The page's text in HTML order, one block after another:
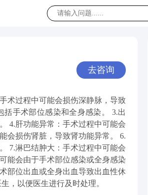
去咨询
术过程中可能会损伤深静脉，导致
手术部位感染和全身感染。 3.出
4.肝功能异常：手术过程中可能会
会损伤肾脏，导致肾功能异常。 6.
7.淋巴结肿大：手术过程中可能会
能会由于手术部位感染或全身感染
部位出血或全身出血导致出血性休
，以便医生进行及时处理。